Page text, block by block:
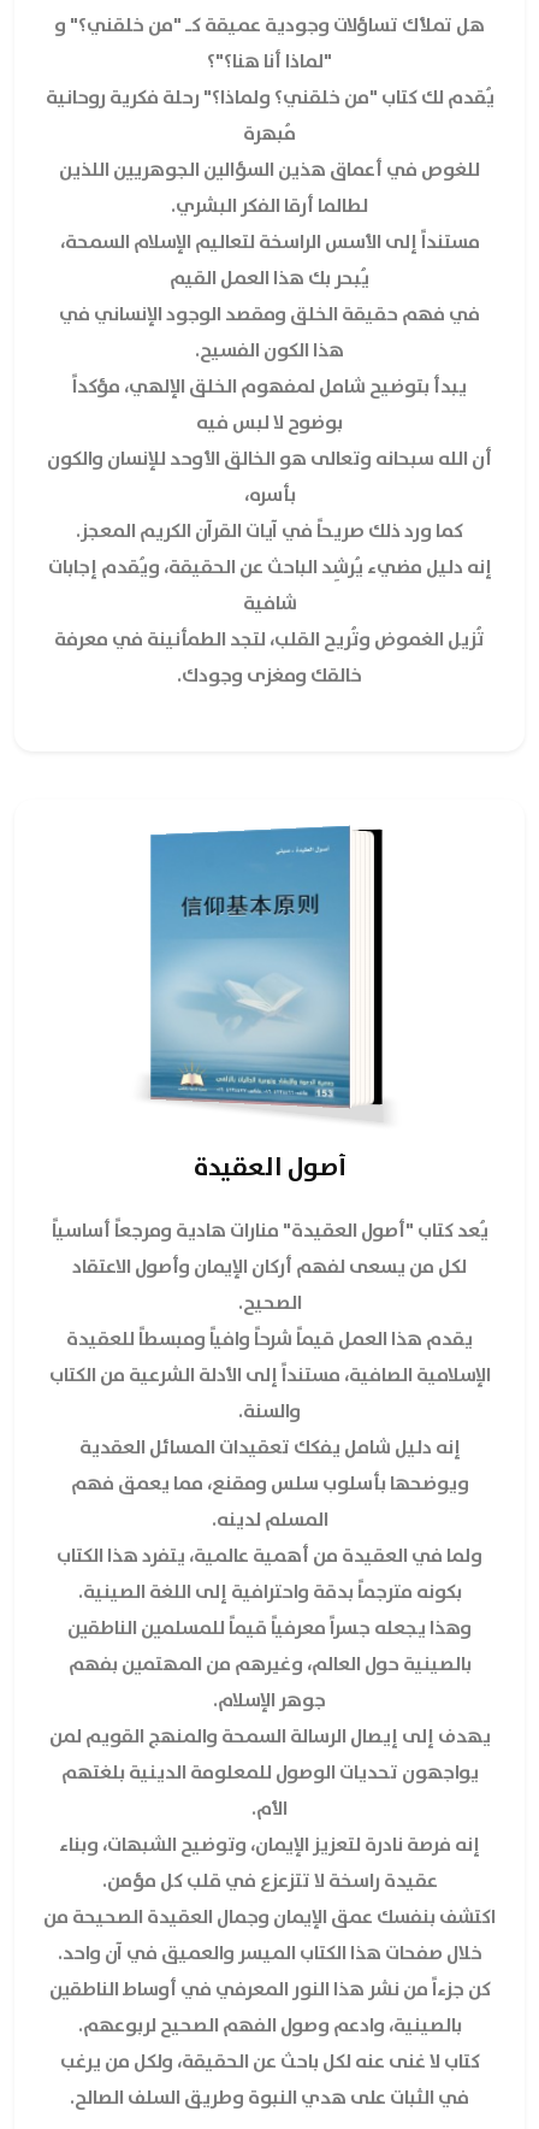
هل تملأك تساؤلات وجودية عميقة كـ "من خلقني؟" و
"لماذا أنا هنا؟"؟
يُقدم لك كتاب "من خلقني؟ ولماذا؟" رحلة فكرية روحانية
مُبهرة
للغوص في أعماق هذين السؤالين الجوهريين اللذين
لطالما أرقا الفكر البشري.
مستنداً إلى الأسس الراسخة لتعاليم الإسلام السمحة،
يُبحر بك هذا العمل القيم
في فهم حقيقة الخلق ومقصد الوجود الإنساني في
هذا الكون الفسيح.
يبدأ بتوضيح شامل لمفهوم الخلق الإلهي، مؤكداً
بوضوح لا لبس فيه
أن الله سبحانه وتعالى هو الخالق الأوحد للإنسان والكون
بأسره،
كما ورد ذلك صريحاً في آيات القرآن الكريم المعجز.
إنه دليل مضيء يُرشِد الباحث عن الحقيقة، ويُقدم إجابات
شافية
تُزيل الغموض وتُريح القلب، لتجد الطمأنينة في معرفة
خالقك ومغزى وجودك.
أصول العقيدة
يُعد كتاب "أصول العقيدة" منارات هادية ومرجعاً أساسياً
لكل من يسعى لفهم أركان الإيمان وأصول الاعتقاد
الصحيح.
يقدم هذا العمل قيماً شرحاً وافياً ومبسطاً للعقيدة
الإسلامية الصافية، مستنداً إلى الأدلة الشرعية من الكتاب
والسنة.
إنه دليل شامل يفكك تعقيدات المسائل العقدية
ويوضحها بأسلوب سلس ومقنع، مما يعمق فهم
المسلم لدينه.
ولما في العقيدة من أهمية عالمية، يتفرد هذا الكتاب
بكونه مترجماً بدقة واحترافية إلى اللغة الصينية.
وهذا يجعله جسراً معرفياً قيماً للمسلمين الناطقين
بالصينية حول العالم، وغيرهم من المهتمين بفهم
جوهر الإسلام.
يهدف إلى إيصال الرسالة السمحة والمنهج القويم لمن
يواجهون تحديات الوصول للمعلومة الدينية بلغتهم
الأم.
إنه فرصة نادرة لتعزيز الإيمان، وتوضيح الشبهات، وبناء
عقيدة راسخة لا تتزعزع في قلب كل مؤمن.
اكتشف بنفسك عمق الإيمان وجمال العقيدة الصحيحة من
خلال صفحات هذا الكتاب الميسر والعميق في آن واحد.
كن جزءاً من نشر هذا النور المعرفي في أوساط الناطقين
بالصينية، وادعم وصول الفهم الصحيح لربوعهم.
كتاب لا غنى عنه لكل باحث عن الحقيقة، ولكل من يرغب
في الثبات على هدي النبوة وطريق السلف الصالح.